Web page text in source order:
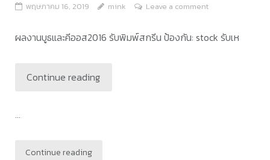
พฤษภาคม 16, 2019 mink Leave a comment
ผลงานบูธและคีออส2016 รับพิมพ์สกรีน ป้องกัน: stock รับเห
Continue reading
...
Continue reading